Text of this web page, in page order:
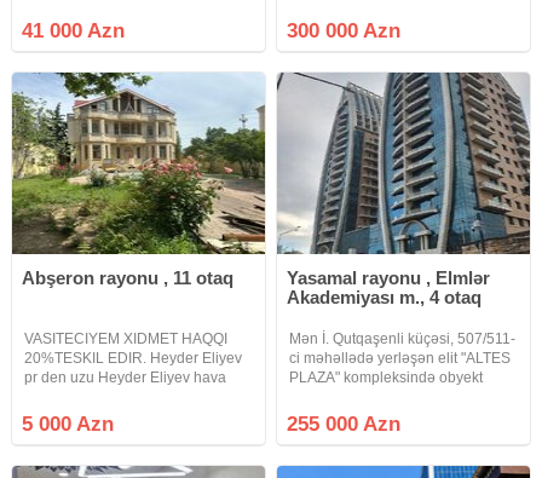
yaxinliqda yerlesir.Obyektin
Senedileri
41000 manat.
41 000 Azn
kupçalı abyekt təcili olaraq satılır.
Ümumi sahəsi 150 kv.m olan
300 000 Azn
Abşeron rayonu , 11 otaq
VASITECIYEM XIDMET HAQQI
20%TESKIL EDIR. Heyder Eliyev
pr den uzu Heyder Eliyev hava
Eliyev kucesinde 3 mertebeli
800kvadratliq 11otaqli, 2metbexli,
5 000 Azn
Yasamal rayonu , Elmlər
Akademiyası m., 4 otaq
Mən İ. Qutqaşenli küçəsi, 507/511-
ci məhəllədə yerləşən elit "ALTES
PLAZA" kompleksində obyekt
trafikli olan müasir, perspektivli və
inkişaf edən ərazidir. Obyektin
255 000 Azn